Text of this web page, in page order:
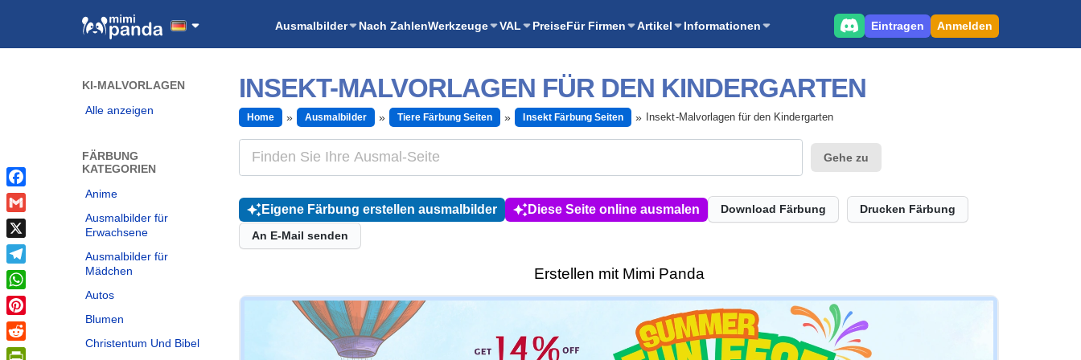
Ausmalbilder Nach ZahlenWerkzeuge VAL PreiseFür Firmen Artikel Informationen Eintragen Anmelden
KI-MALVORLAGEN
Alle anzeigen
FÄRBUNG
KATEGORIEN
Anime
Ausmalbilder für
Erwachsene
Ausmalbilder für
Mädchen
Autos
Blumen
Christentum Und Bibel
INSEKT-MALVORLAGEN FÜR DEN KINDERGARTEN
Home Ausmalbilder Tiere Färbung Seiten Insekt Färbung Seiten Insekt-Malvorlagen für den Kindergarten
Gehe zu
Eigene Färbung erstellen ausmalbilder Diese Seite online ausmalen Download Färbung Drucken Färbung
An E-Mail senden
Erstellen mit Mimi Panda
Facebook
Gmail
X
Telegram
WhatsApp
Pinterest
Reddit